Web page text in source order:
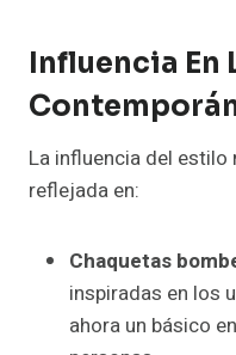
Influencia En
La influencia del
reflejada en:
Chaquetas
inspiradas en los
ahora un básico